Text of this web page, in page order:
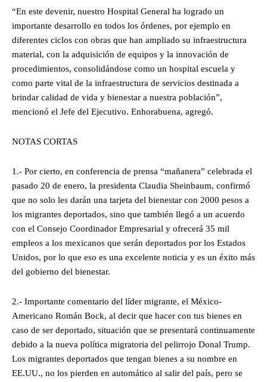
“En este devenir, nuestro Hospital General ha logrado un
importante desarrollo en todos los órdenes, por ejemplo en
diferentes ciclos con obras que han ampliado su infraestructura
material, con la adquisición de equipos y la innovación de
procedimientos, consolidándose como un hospital escuela y
como parte vital de la infraestructura de servicios destinada a
brindar calidad de vida y bienestar a nuestra población”,
mencionó el Jefe del Ejecutivo. Enhorabuena, agregó.
NOTAS CORTAS
1.- Por cierto, en conferencia de prensa “mañanera” celebrada el
pasado 20 de enero, la presidenta Claudia Sheinbaum, confirmó
que no solo les darán una tarjeta del bienestar con 2000 pesos a
los migrantes deportados, sino que también llegó a un acuerdo
con el Consejo Coordinador Empresarial y ofrecerá 35 mil
empleos a los mexicanos que serán deportados por los Estados
Unidos, por lo que eso es una excelente noticia y es un éxito más
del gobierno del bienestar.
2.- Importante comentario del líder migrante, el México-
Americano Román Bock, al decir que hacer con tus bienes en
caso de ser deportado, situación que se presentará continuamente
debido a la nueva política migratoria del pelirrojo Donal Trump.
Los migrantes deportados que tengan bienes a su nombre en
EE.UU., no los pierden en automático al salir del país, pero se